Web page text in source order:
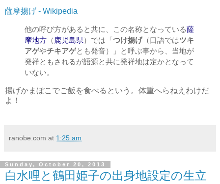
薩摩揚げ - Wikipedia
他の呼び方があると共に、この名称となっている薩
摩地方 （ 鹿児島県）では「つけ揚げ （口語ではツキ
アゲやチキアゲとも発音）」と呼ぶ事から、当地が
発祥ともされるが語源と共に発祥地は定かとなって
いない。
揚げかまぼこでご飯を食べるという。体重へらねえわけだ
よ！
ranobe.com at 1:25 am
Sunday, October 20, 2013
白水哩と鶴田姫子の出身地設定の生立